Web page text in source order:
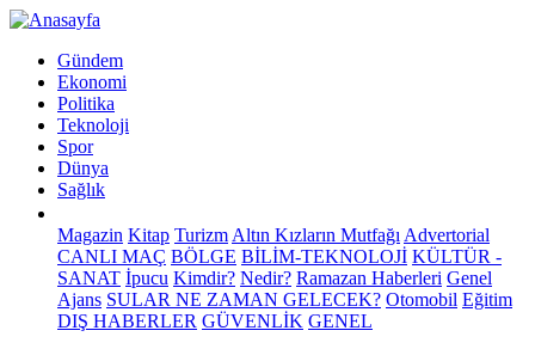
Gündem
Ekonomi
Politika
Teknoloji
Spor
Dünya
Sağlık
Magazin Kitap Turizm Altın Kızların Mutfağı Advertorial
CANLI MAÇ BÖLGE BİLİM-TEKNOLOJİ KÜLTÜR -
SANAT İpucu Kimdir? Nedir? Ramazan Haberleri Genel
Ajans SULAR NE ZAMAN GELECEK? Otomobil Eğitim
DIŞ HABERLER GÜVENLİK GENEL